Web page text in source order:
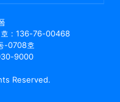
호 : 136-76-00468
-0708호
9000
Reserved.